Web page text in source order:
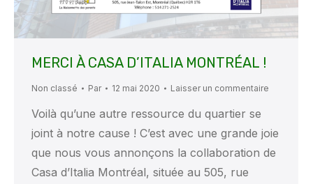
MERCI À CASA D’ITALIA MONTRÉAL !
Non classé Par 12 mai 2020 Laisser un commentaire
Voilà qu’une autre ressource du quartier se
joint à notre cause ! C’est avec une grande joie
que nous vous annonçons la collaboration de
Casa d’Italia Montréal, située au 505, rue